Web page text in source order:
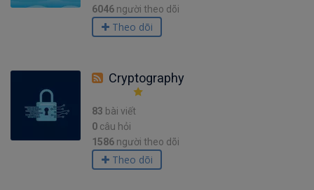
6046 người theo dõi
Theo dõi
Cryptography
83 bài viết
0 câu hỏi
1586 người theo dõi
Theo dõi